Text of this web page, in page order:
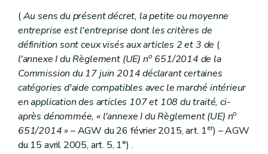
(Au sens du présent décret, la petite ou moyenne
entreprise est l'entreprise dont les critères de
définition sont ceux visés aux articles 2 et 3 de (
l'annexe I du Règlement (UE) no 651/2014 de la
Commission du 17 juin 2014 déclarant certaines
catégories d'aide compatibles avec le marché intérieur
en application des articles 107 et 108 du traité, ci-
après dénommée, « l'annexe I du Règlement (UE) no
651/2014 »– AGW du 26 février 2015, art. 1er) – AGW
du 15 avril 2005, art. 5, 1°) .